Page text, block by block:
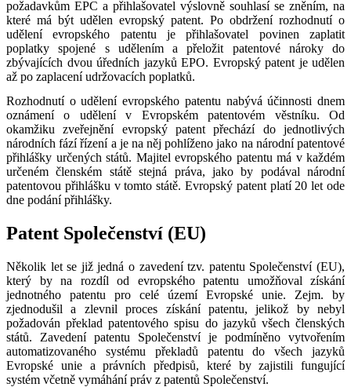
požadavkům EPC a přihlašovatel výslovně souhlasí se zněním, na
které má být udělen evropský patent. Po obdržení rozhodnutí o
udělení evropského patentu je přihlašovatel povinen zaplatit
poplatky spojené s udělením a přeložit patentové nároky do
zbývajících dvou úředních jazyků EPO. Evropský patent je udělen
až po zaplacení udržovacích poplatků.
Rozhodnutí o udělení evropského patentu nabývá účinnosti dnem
oznámení o udělení v Evropském patentovém věstníku. Od
okamžiku zveřejnění evropský patent přechází do jednotlivých
národních fází řízení a je na něj pohlíženo jako na národní patentové
přihlášky určených států. Majitel evropského patentu má v každém
určeném členském státě stejná práva, jako by podával národní
patentovou přihlášku v tomto státě. Evropský patent platí 20 let ode
dne podání přihlášky.
Patent Společenství (EU)
Několik let se již jedná o zavedení tzv. patentu Společenství (EU),
který by na rozdíl od evropského patentu umožňoval získání
jednotného patentu pro celé území Evropské unie. Zejm. by
zjednodušil a zlevnil proces získání patentu, jelikož by nebyl
požadován překlad patentového spisu do jazyků všech členských
států. Zavedení patentu Společenství je podmíněno vytvořením
automatizovaného systému překladů patentu do všech jazyků
Evropské unie a právních předpisů, které by zajistili fungující
systém včetně vymáhání práv z patentů Společenství.